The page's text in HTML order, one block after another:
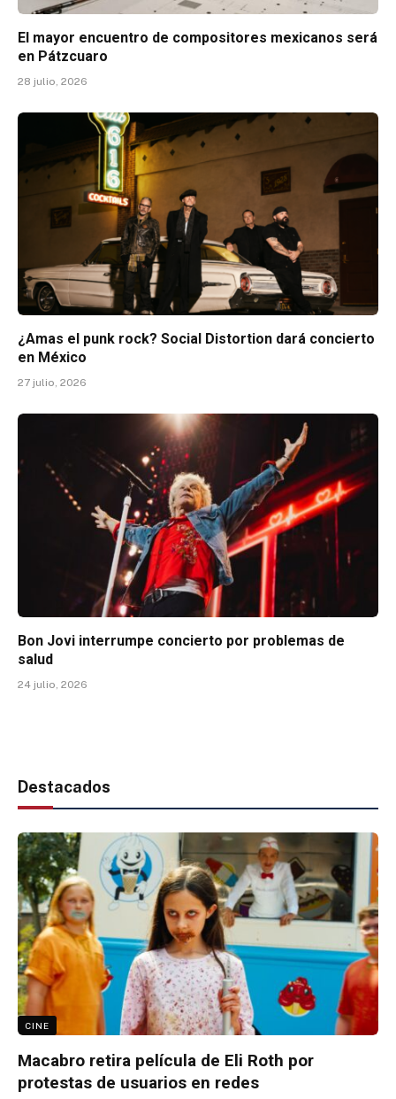
El mayor encuentro de compositores mexicanos será
en Pátzcuaro
28 julio, 2026
¿Amas el punk rock? Social Distortion dará concierto
en México
27 julio, 2026
Bon Jovi interrumpe concierto por problemas de
salud
24 julio, 2026
Destacados
CINE
Macabro retira película de Eli Roth por
protestas de usuarios en redes